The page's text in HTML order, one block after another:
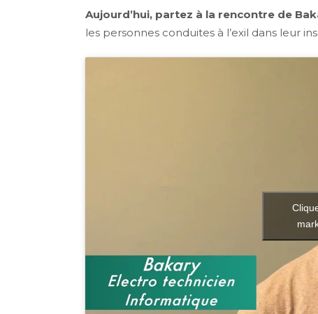
Aujourd’hui, partez à la rencontre de
les personnes conduites à l’exil dans leur